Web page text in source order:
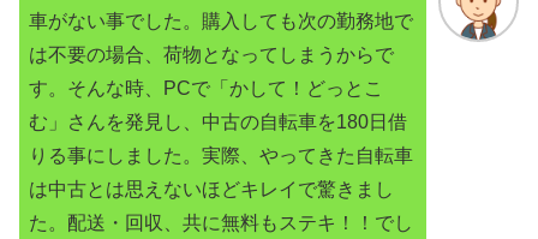
車がない事でした。購入しても次の勤務地で
は不要の場合、荷物となってしまうからで
す。そんな時、PCで「かして！どっとこ
む」さんを発見し、中古の自転車を180日借
りる事にしました。実際、やってきた自転車
は中古とは思えないほどキレイで驚きまし
た。配送・回収、共に無料もステキ！！でし